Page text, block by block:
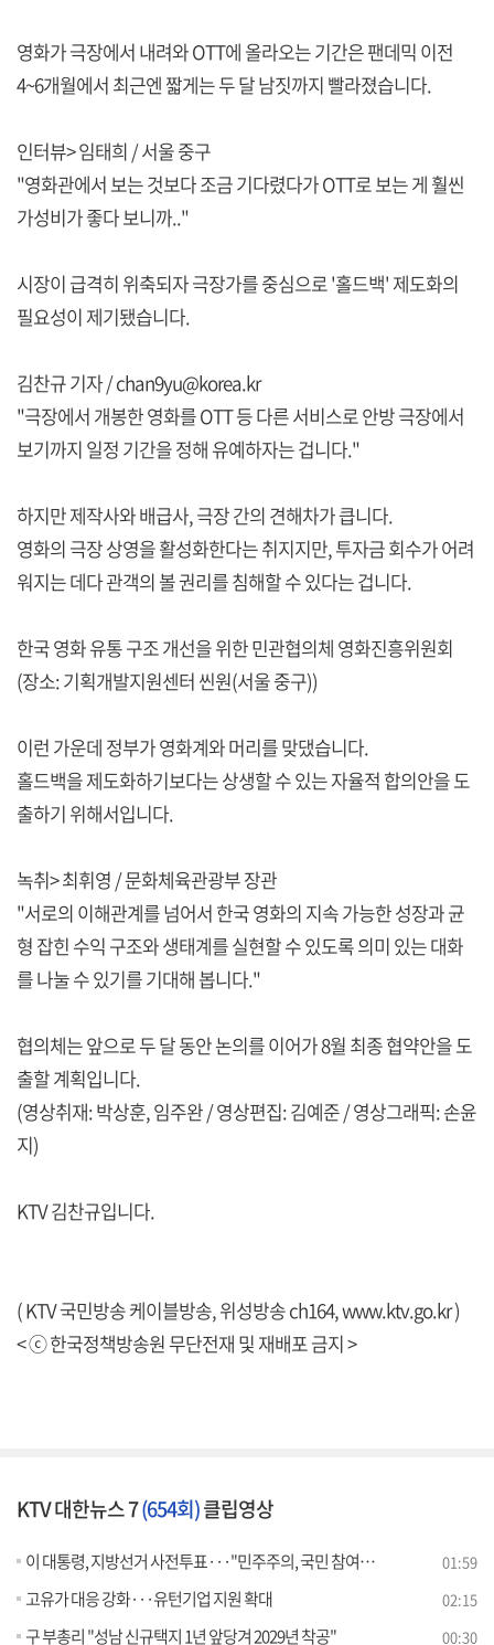
영화가 극장에서 내려와 OTT에 올라오는 기간은 팬데믹 이전
4~6개월에서 최근엔 짧게는 두 달 남짓까지 빨라졌습니다.
인터뷰> 임태희 / 서울 중구
"영화관에서 보는 것보다 조금 기다렸다가 OTT로 보는 게 훨씬
가성비가 좋다 보니까.."
시장이 급격히 위축되자 극장가를 중심으로 '홀드백' 제도화의
필요성이 제기됐습니다.
김찬규 기자 / chan9yu@korea.kr
"극장에서 개봉한 영화를 OTT 등 다른 서비스로 안방 극장에서
보기까지 일정 기간을 정해 유예하자는 겁니다."
하지만 제작사와 배급사, 극장 간의 견해차가 큽니다.
영화의 극장 상영을 활성화한다는 취지지만, 투자금 회수가 어려
워지는 데다 관객의 볼 권리를 침해할 수 있다는 겁니다.
한국 영화 유통 구조 개선을 위한 민관협의체 영화진흥위원회
(장소: 기획개발지원센터 씬원(서울 중구))
이런 가운데 정부가 영화계와 머리를 맞댔습니다.
홀드백을 제도화하기보다는 상생할 수 있는 자율적 합의안을 도
출하기 위해서입니다.
녹취> 최휘영 / 문화체육관광부 장관
"서로의 이해관계를 넘어서 한국 영화의 지속 가능한 성장과 균
형 잡힌 수익 구조와 생태계를 실현할 수 있도록 의미 있는 대화
를 나눌 수 있기를 기대해 봅니다."
협의체는 앞으로 두 달 동안 논의를 이어가 8월 최종 협약안을 도
출할 계획입니다.
(영상취재: 박상훈, 임주완 / 영상편집: 김예준 / 영상그래픽: 손윤
지)
KTV 김찬규입니다.
( KTV 국민방송 케이블방송, 위성방송 ch164,www.ktv.go.kr)
< ⓒ 한국정책방송원 무단전재 및 재배포 금지 >
KTV 대한뉴스 7(654회)클립영상
이 대통령, 지방선거 사전투표···"민주주의, 국민 참여로 완성" 01:59
고유가 대응 강화···유턴기업 지원 확대 02:15
구 부총리 "성남 신규택지 1년 앞당겨 2029년 착공" 00:30